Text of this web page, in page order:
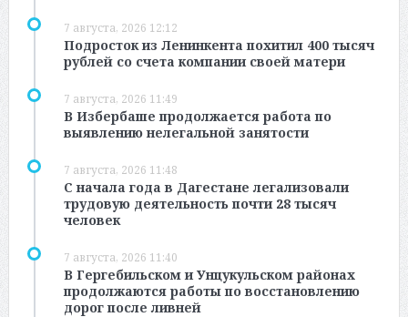
7 августа, 2026 12:12
Подросток из Ленинкента похитил 400 тысяч
рублей со счета компании своей матери
7 августа, 2026 11:49
В Избербаше продолжается работа по
выявлению нелегальной занятости
7 августа, 2026 11:48
С начала года в Дагестане легализовали
трудовую деятельность почти 28 тысяч
человек
7 августа, 2026 11:40
В Гергебильском и Унцукульском районах
продолжаются работы по восстановлению
дорог после ливней